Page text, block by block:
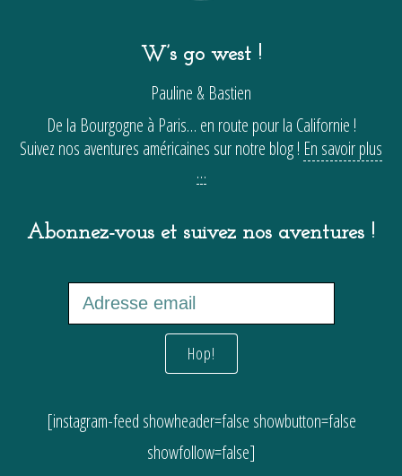
W’s go west !
Pauline & Bastien
De la Bourgogne à Paris… en route pour la Californie !
Suivez nos aventures américaines sur notre blog ! En savoir plus
…
Abonnez-vous et suivez nos aventures !
[instagram-feed showheader=false showbutton=false
showfollow=false]